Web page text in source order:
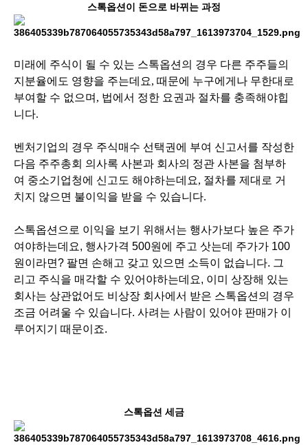
스톡옵션이 돈으로 바뀌는 과정
미래에 주식이 될 수 있는 스톡옵션의 경우 다른 주주들의
지분율에도 영향을 주는데요, 때문에 누구에게나 무한대로
부여할 수 없으며, 법에서 정한 요권과 절차를 충족해야힙
니다.
벤처기업의 경우 주식매수 선택권에 부여 신고서를 작성한
다음 주주총회 의사록 사본과 회사의 정관 사본을 첨부하
여 중소기업청에 신고도 해야하는데요, 절차를 제대로 거
치지 않으면 불이익을 받을 수 있습니다.
스톡옵션으로 이익을 보기 위해서는 행사가보다 높은 주가
여야하는데요, 행사가격 500원에 주고 삿는데 주가가 100
원이라면? 팔면 손해고 갖고 있으면 소득이 없습니다. 그
리고 주식을 매각할 수 있어야하는데요, 이미 상장해 있는
회사는 상관없어도 비상장 회사에서 받은 스톡옵션의 경우
조금 어려울 수 있습니다. 사려는 사람이 있어야 판매가 이
루어지기 때문이죠.
스톡옵션 세금